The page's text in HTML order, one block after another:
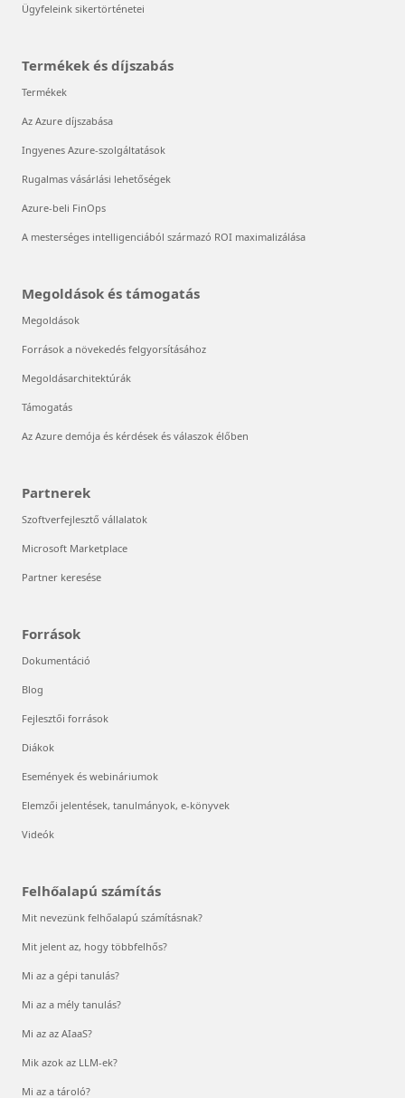
Ügyfeleink sikertörténetei
Termékek és díjszabás
Termékek
Az Azure díjszabása
Ingyenes Azure-szolgáltatások
Rugalmas vásárlási lehetőségek
Azure-beli FinOps
A mesterséges intelligenciából származó ROI maximalizálása
Megoldások és támogatás
Megoldások
Források a növekedés felgyorsításához
Megoldásarchitektúrák
Támogatás
Az Azure demója és kérdések és válaszok élőben
Partnerek
Szoftverfejlesztő vállalatok
Microsoft Marketplace
Partner keresése
Források
Dokumentáció
Blog
Fejlesztői források
Diákok
Események és webináriumok
Elemzői jelentések, tanulmányok, e-könyvek
Videók
Felhőalapú számítás
Mit nevezünk felhőalapú számításnak?
Mit jelent az, hogy többfelhős?
Mi az a gépi tanulás?
Mi az a mély tanulás?
Mi az az AIaaS?
Mik azok az LLM-ek?
Mi az a tároló?